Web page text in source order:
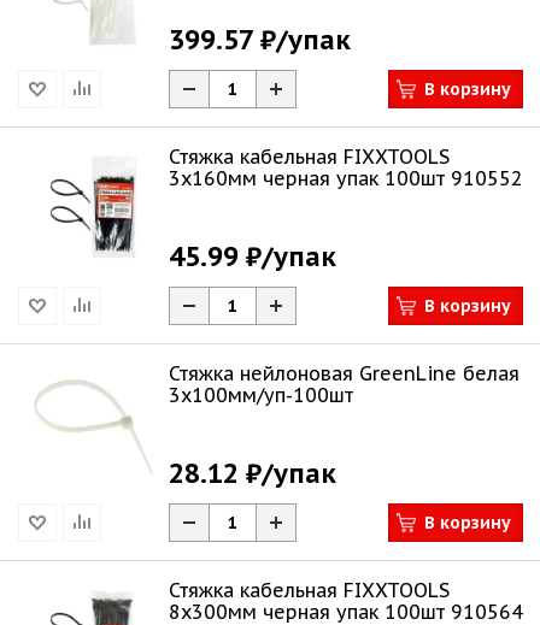
399.57 ₽/упак
В корзину
Стяжка кабельная FIXXTOOLS
3х160мм черная упак 100шт 910552
45.99 ₽/упак
В корзину
Стяжка нейлоновая GreenLine белая
3х100мм/уп-100шт
28.12 ₽/упак
В корзину
Стяжка кабельная FIXXTOOLS
8х300мм черная упак 100шт 910564